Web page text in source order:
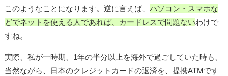
このようなことになります。逆に言えば、パソコン・スマホな
どでネットを使える人であれば、カードレスで問題ないわけで
すね。
実際、私が一時期、1年の半分以上を海外で過ごしていた時も、
当然ながら、日本のクレジットカードの返済を、提携ATMです